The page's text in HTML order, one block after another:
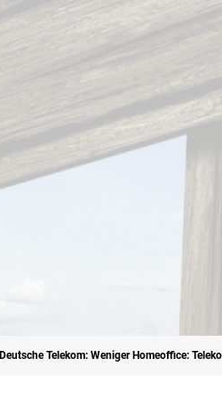
Deutsche Telekom: Weniger Homeoffice: